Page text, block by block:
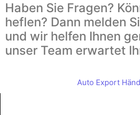
Haben Sie Fragen?
heflen? Dann melden
und wir helfen Ihnen
unser Team erwartet
Auto Export